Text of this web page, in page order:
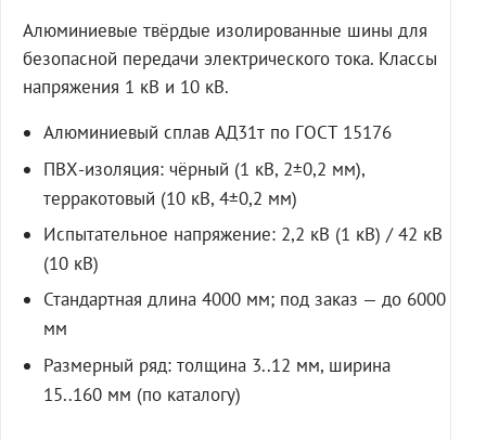
Алюминиевые твёрдые изолированные шины для
безопасной передачи электрического тока. Классы
напряжения 1 кВ и 10 кВ.
Алюминиевый сплав АД31т по ГОСТ 15176
ПВХ-изоляция: чёрный (1 кВ, 2±0,2 мм),
терракотовый (10 кВ, 4±0,2 мм)
Испытательное напряжение: 2,2 кВ (1 кВ) / 42 кВ
(10 кВ)
Стандартная длина 4000 мм; под заказ — до 6000
мм
Размерный ряд: толщина 3..12 мм, ширина
15..160 мм (по каталогу)